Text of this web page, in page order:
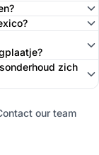
zich
our team